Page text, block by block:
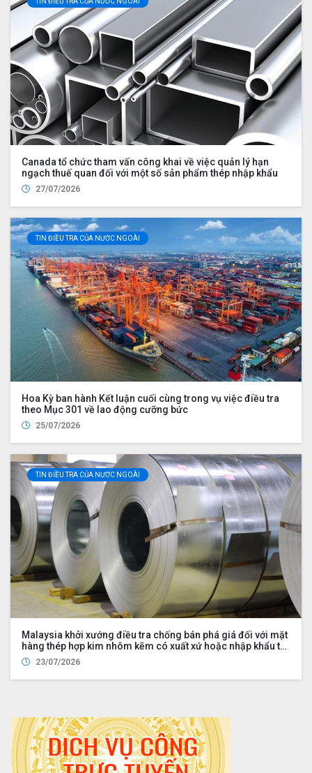
Canada tổ chức tham vấn công khai về việc quản lý hạn
ngạch thuế quan đối với một số sản phẩm thép nhập khẩu
27/07/2026
TIN ĐIỀU TRA CỦA NƯỚC NGOÀI
Hoa Kỳ ban hành Kết luận cuối cùng trong vụ việc điều tra
theo Mục 301 về lao động cưỡng bức
25/07/2026
TIN ĐIỀU TRA CỦA NƯỚC NGOÀI
Malaysia khởi xướng điều tra chống bán phá giá đối với mặt
hàng thép hợp kim nhôm kẽm có xuất xứ hoặc nhập khẩu từ
Việt Nam, Trung Quốc, Đài Loan – Trung Quốc
23/07/2026